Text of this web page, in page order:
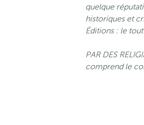
quelque
historiques et
Éditions : le
PAR DES
comprend le